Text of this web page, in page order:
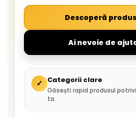
Descoperă
Ai nevoie de
✓ Categorii clare
Găsești rapid produsul
ta.